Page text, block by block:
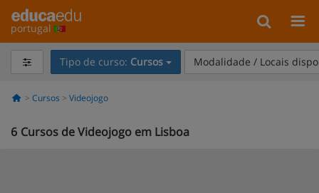
portugal
Tipo de curso: Cursos Modalidade / Locais
Cursos Videojogo
6 Cursos de Videojogo em Lisboa